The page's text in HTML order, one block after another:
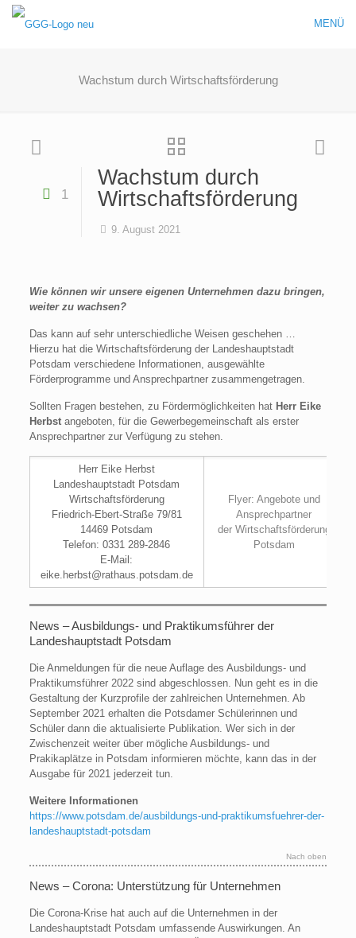
MENÜ
Wachstum durch Wirtschaftsförderung
1
Wachstum durch
Wirtschaftsförderung
9. August 2021
Wie können wir unsere eigenen Unternehmen dazu bringen,
weiter zu wachsen?
Das kann auf sehr unterschiedliche Weisen geschehen …
Hierzu hat die Wirtschaftsförderung der Landeshauptstadt
Potsdam verschiedene Informationen, ausgewählte
Förderprogramme und Ansprechpartner zusammengetragen.
Sollten Fragen bestehen, zu Fördermöglichkeiten hat Herr Eike
Herbstangeboten, für die Gewerbegemeinschaft als erster
Ansprechpartner zur Verfügung zu stehen.
Herr Eike Herbst
Landeshauptstadt Potsdam
Wirtschaftsförderung
Friedrich-Ebert-Straße 79/81
14469 Potsdam
Telefon: 0331 289-2846
E-Mail:
eike.herbst@rathaus.potsdam.de
Flyer: Angebote und
Ansprechpartner
der Wirtschaftsförderung
Potsdam
News – Ausbildungs- und Praktikumsführer der
Landeshauptstadt Potsdam
Die Anmeldungen für die neue Auflage des Ausbildungs- und
Praktikumsführer 2022 sind abgeschlossen. Nun geht es in die
Gestaltung der Kurzprofile der zahlreichen Unternehmen. Ab
September 2021 erhalten die Potsdamer Schülerinnen und
Schüler dann die aktualisierte Publikation. Wer sich in der
Zwischenzeit weiter über mögliche Ausbildungs- und
Prakikaplätze in Potsdam informieren möchte, kann das in der
Ausgabe für 2021 jederzeit tun.
Weitere Informationen
https://www.potsdam.de/ausbildungs-und-praktikumsfuehrer-der-
landeshauptstadt-potsdam
Nach oben
News – Corona: Unterstützung für Unternehmen
Die Corona-Krise hat auch auf die Unternehmen in der
Landeshauptstadt Potsdam umfassende Auswirkungen. An